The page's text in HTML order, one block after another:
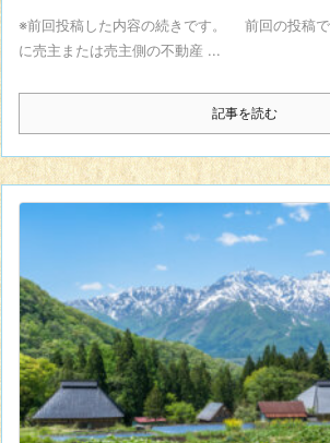
※前回投稿した内容の続きです。 前回の投稿
に売主または売主側の不動産 ...
記事を読む